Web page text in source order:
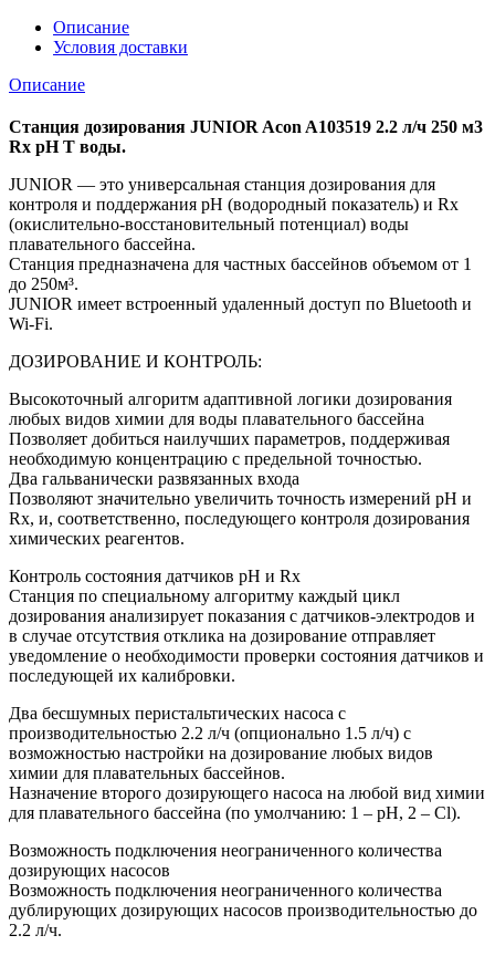
Описание
Условия доставки
Описание
Станция дозирования JUNIOR Acon A103519 2.2 л/ч 250 м3
Rx pH T воды.
JUNIOR — это универсальная станция дозирования для
контроля и поддержания рН (водородный показатель) и Rx
(окислительно-восстановительный потенциал) воды
плавательного бассейна.
Станция предназначена для частных бассейнов объемом от 1
до 250м³.
JUNIOR имеет встроенный удаленный доступ по Bluetooth и
Wi-Fi.
ДОЗИРОВАНИЕ И КОНТРОЛЬ:
Высокоточный алгоритм адаптивной логики дозирования
любых видов химии для воды плавательного бассейна
Позволяет добиться наилучших параметров, поддерживая
необходимую концентрацию с предельной точностью.
Два гальванически развязанных входа
Позволяют значительно увеличить точность измерений рH и
Rx, и, соответственно, последующего контроля дозирования
химических реагентов.
Контроль состояния датчиков pH и Rx
Станция по специальному алгоритму каждый цикл
дозирования анализирует показания с датчиков-электродов и
в случае отсутствия отклика на дозирование отправляет
уведомление о необходимости проверки состояния датчиков и
последующей их калибровки.
Два бесшумных перистальтических насоса с
производительностью 2.2 л/ч (опционально 1.5 л/ч) с
возможностью настройки на дозирование любых видов
химии для плавательных бассейнов.
Назначение второго дозирующего насоса на любой вид химии
для плавательного бассейна (по умолчанию: 1 – рН, 2 – Cl).
Возможность подключения неограниченного количества
дозирующих насосов
Возможность подключения неограниченного количества
дублирующих дозирующих насосов производительностью до
2.2 л/ч.